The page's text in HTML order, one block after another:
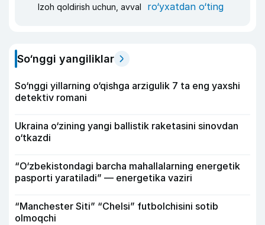
Izoh qoldirish uchun, avval ro‘yxatdan o‘ting
So‘nggi yangiliklar
So‘nggi yillarning o‘qishga arzigulik 7 ta eng yaxshi
detektiv romani
Ukraina o‘zining yangi ballistik raketasini sinovdan
o‘tkazdi
“O‘zbekistondagi barcha mahallalarning energetik
pasporti yaratiladi” — energetika vaziri
“Manchester Siti” “Chelsi” futbolchisini sotib
olmoqchi